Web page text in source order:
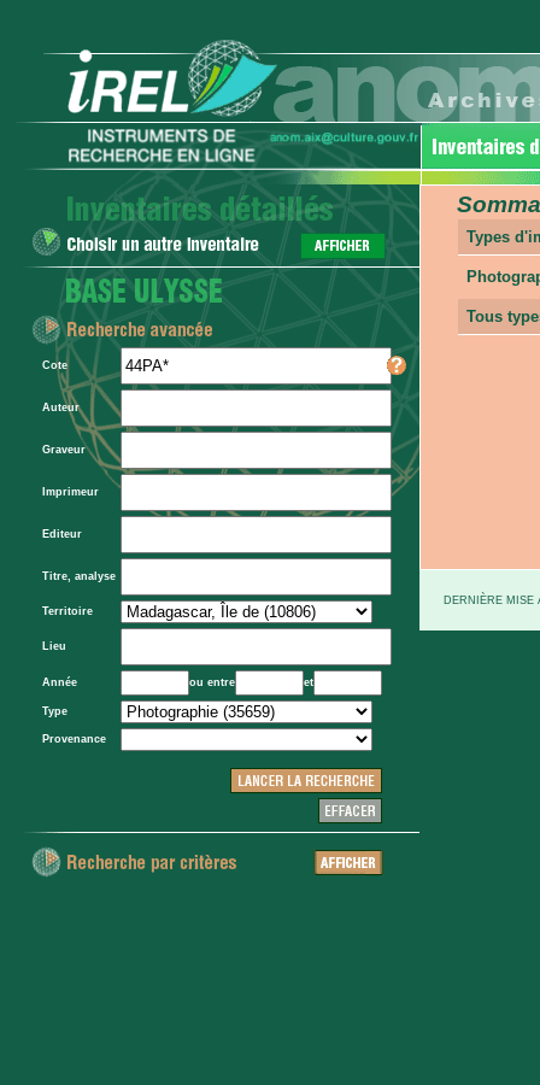
Cote
Auteur
Graveur
Imprimeur
Editeur
Titre, analyse
Territoire
Lieu
Année ou entre et
Type
Provenance
Types
Tous
DERNIÈRE MISE